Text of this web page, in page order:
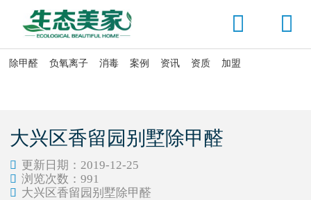


除甲醛 负氧离子 消毒 案例 资讯 资质 加盟
大兴区香留园别墅除甲醛
 更新日期：2019-12-25
 浏览次数： 991
 大兴区香留园别墅除甲醛